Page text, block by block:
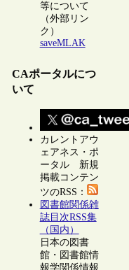
等について
（外部リン
ク）
saveMLAK
CAポータルにつ
いて
カレントアウ
ェアネス・ポ
ータル 新規
掲載コンテン
ツのRSS：
図書館関係雑
誌目次RSS集
（国内）
日本の図書
館・図書館情
報学関係情報